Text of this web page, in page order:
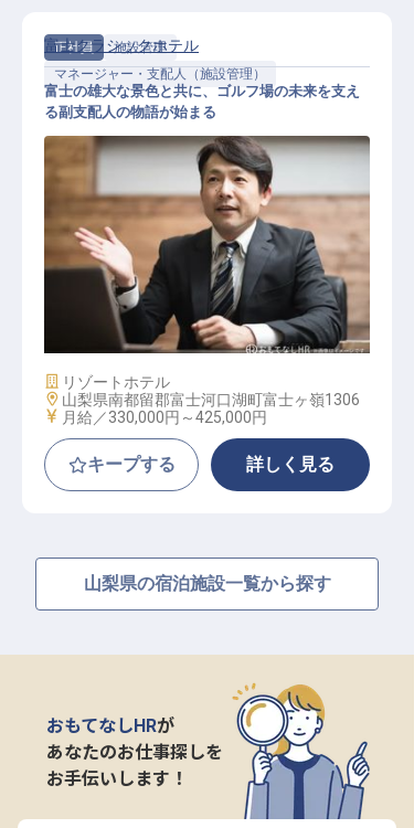
正社員
施設管理
マネージャー・支配人（施設管理）
富士クラシックゴルフ【副支配人候
富士クラシックホテル
富士の雄大な景色と共に、ゴルフ場の未来を支え
る副支配人の物語が始まる
施設業態
リゾートホテル
勤務地
山梨県南都留郡富士河口湖町富士ヶ嶺1306
給与
月給／330,000円～425,000円
キープする 詳しく見る
山梨県の宿泊施設一覧から探す
おもてなしHRが
あなたのお仕事探しを
お手伝いします！